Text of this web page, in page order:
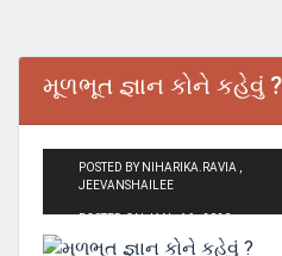
મૂળભૂત જ્ઞાન કોને કહેવું ?
POSTED BY NIHARIKA.RAVIA ,
JEEVANSHAILEE
POSTED ON JAN - 16 - 2020